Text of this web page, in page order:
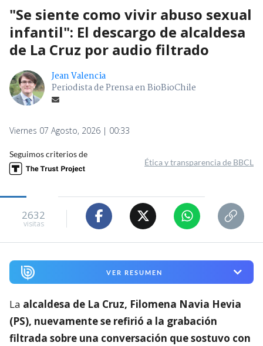
"Se siente como vivir abuso sexual
infantil": El descargo de alcaldesa
de La Cruz por audio filtrado
Jean Valencia
Periodista de Prensa en BioBioChile
Viernes 07 Agosto, 2026 | 00:33
Seguimos criterios de
Ética y transparencia de BBCL
2632
visitas
VER RESUMEN
La alcaldesa de La Cruz, Filomena Navia Hevia
(PS), nuevamente se refirió a la grabación
filtrada sobre una conversación que sostuvo con